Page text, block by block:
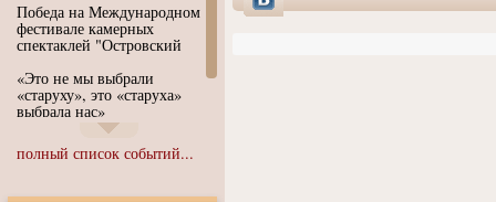
Победа на Международном
фестивале камерных
спектаклей "Островский
«Это не мы выбрали
«старуху», это «старуха»
выбрала нас»
Иммерсивный спектакль
"Язык чистого полета
полный список событий...